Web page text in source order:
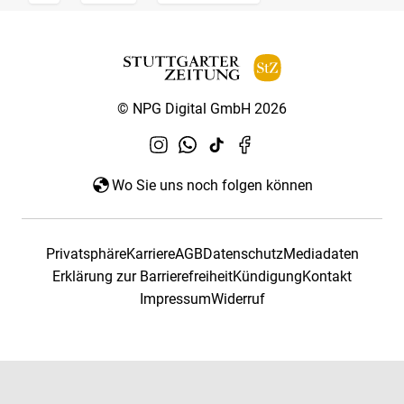
© NPG Digital GmbH 2026
Wo Sie uns noch folgen können
PrivatsphäreKarriereAGBDatenschutzMediadaten
Erklärung zur BarrierefreiheitKündigungKontakt
ImpressumWiderruf